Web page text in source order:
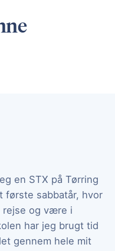
en STX på Tørring
første sabbatår, hvor
rejse og være i
har jeg brugt tid
gennem hele mit